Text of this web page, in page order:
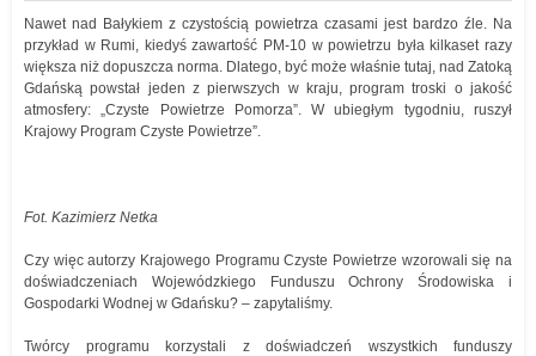
Nawet nad Bałykiem z czystością powietrza czasami jest bardzo źle. Na
przykład w Rumi, kiedyś zawartość PM-10 w powietrzu była kilkaset razy
większa niż dopuszcza norma. Dlatego, być może właśnie tutaj, nad Zatoką
Gdańską powstał jeden z pierwszych w kraju, program troski o jakość
atmosfery: „Czyste Powietrze Pomorza”. W ubiegłym tygodniu, ruszył
Krajowy Program Czyste Powietrze”.
Fot. Kazimierz Netka
Czy więc autorzy Krajowego Programu Czyste Powietrze wzorowali się na
doświadczeniach Wojewódzkiego Funduszu Ochrony Środowiska i
Gospodarki Wodnej w Gdańsku? – zapytaliśmy.
Twórcy programu korzystali z doświadczeń wszystkich funduszy